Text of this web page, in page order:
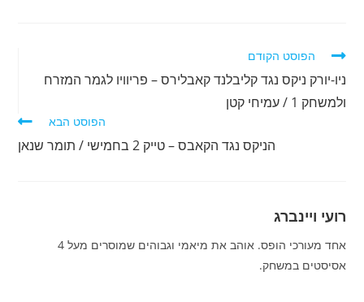
לקרוא
נוספים
הפוסט הקודם
ניו-יורק ניקס נגד קליבלנד קאבלירס – פריוויו לגמר המזרח
ולמשחק 1 / עמיחי קטן
הפוסט הבא
הניקס נגד הקאבס – טייק 2 בחמישי / תומר שנאן
רועי ויינברג
אחד מעורכי הופס. אוהב את מיאמי וגבוהים שמוסרים מעל 4
אסיסטים במשחק.